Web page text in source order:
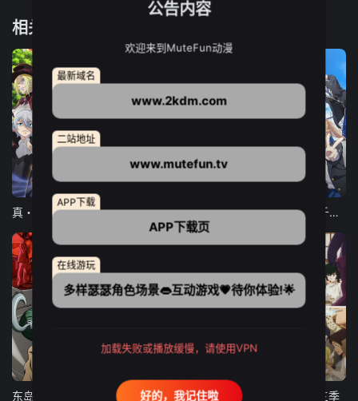
相关推荐
12集全
真・进化果 实不知不觉踏上胜利的人生
12集全
东京猫猫 NEW～♡
13集全
弹珠汽水瓶里的千岁同学
古诺希亚 致不灭的你 第三季
公告内容
欢迎来到MuteFun动漫
最新域名
www.2kdm.com
二站地址
www.mutefun.tv
APP下载
APP下载页
在线游玩
多样瑟瑟角色场景👄互动游戏💗待你体验!🌟
加载失败或播放缓慢，请使用VPN
好的，我记住啦